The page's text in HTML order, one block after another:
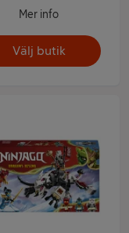
Mer info
Välj butik